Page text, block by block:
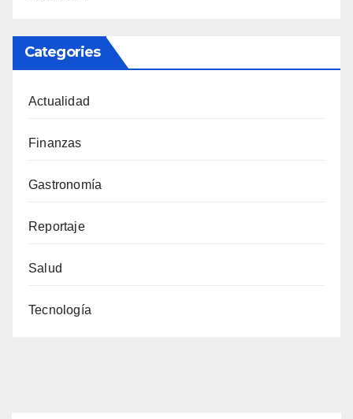
Categories
Actualidad
Finanzas
Gastronomía
Reportaje
Salud
Tecnología